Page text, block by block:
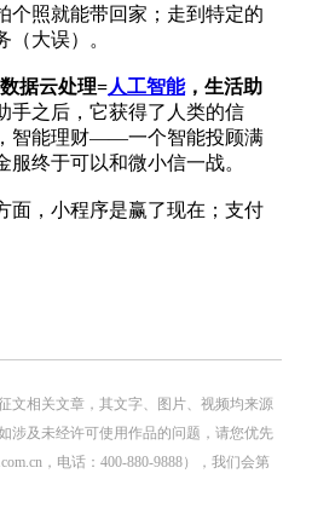
个照就能带回家；走到特定的
大误）。
据云处理=人工智能，生活助
手之后，它获得了人类的信
，智能理财——一个智能投顾满
终于可以和微小信一战。
，小程序是赢了现在；支付
文相关文章，其文字、图片、视频均来源
涉及未经许可使用作品的问题，请您优先
，电话：400-880-9888），我们会第